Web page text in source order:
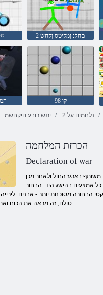
2 םחלנ ןמקיטס ןקחש
2 קו 98
יתש רובע םיקחשמ נלחמים על 2
הכרזת המלחמה
Declaration of war
משותף בארגז החול ולאחר מכן
אמצעים בהישג היד. הבחור
הבחורה מסוכנות יותר - אבנים.
סולם, זה מראה את הכוח ואת הכיוון של הזריקה.